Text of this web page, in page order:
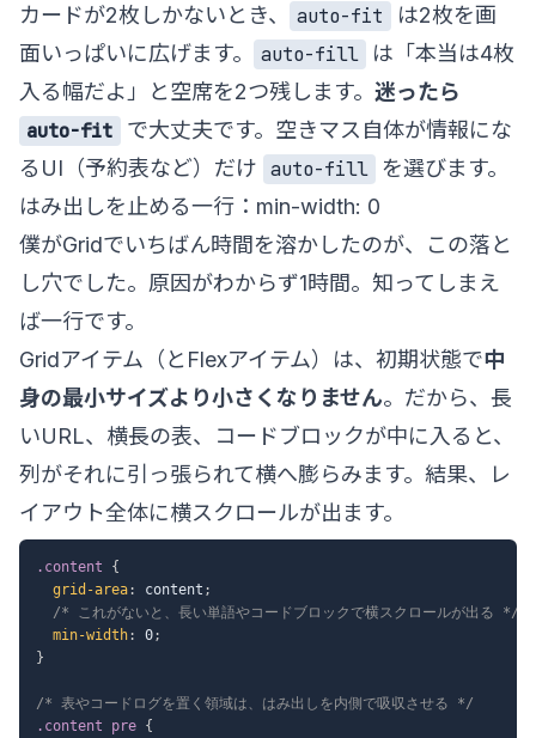
カードが2枚しかないとき、
auto-fit
は2枚を画
面いっぱいに広げます。
auto-fill
は「本当は4枚
入る幅だよ」と空席を2つ残します。 迷ったら
auto-fit
で大丈夫です。空きマス自体が情報にな
るUI（予約表など）だけ auto-fill
を選びます。
はみ出しを止める一行：min-width: 0
僕がGridでいちばん時間を溶かしたのが、この落と
し穴でした。原因がわからず1時間。知ってしまえ
ば一行です。
Gridアイテム（とFlexアイテム）は、初期状態で中
身の最小サイズより小さくなりません。だから、長
いURL、横長の表、コードブロックが中に入ると、
列がそれに引っ張られて横へ膨らみます。結果、レ
イアウト全体に横スクロールが出ます。
.content
{
grid-area: content ;
/* これがないと、長い単語やコードブロックで横スクロールが出る */
min-width: 0;
}
/* 表やコードログを置く領域は、はみ出しを内側で吸収させる */
.content pre {